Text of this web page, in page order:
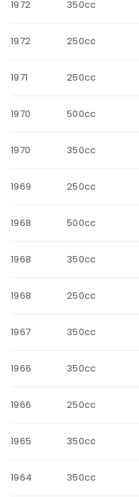
1972 350cc
1972 250cc
1971 250cc
1970 500cc
1970 350cc
1969 250cc
1968 500cc
1968 350cc
1968 250cc
1967 350cc
1966 350cc
1966 250cc
1965 350cc
1964 350cc